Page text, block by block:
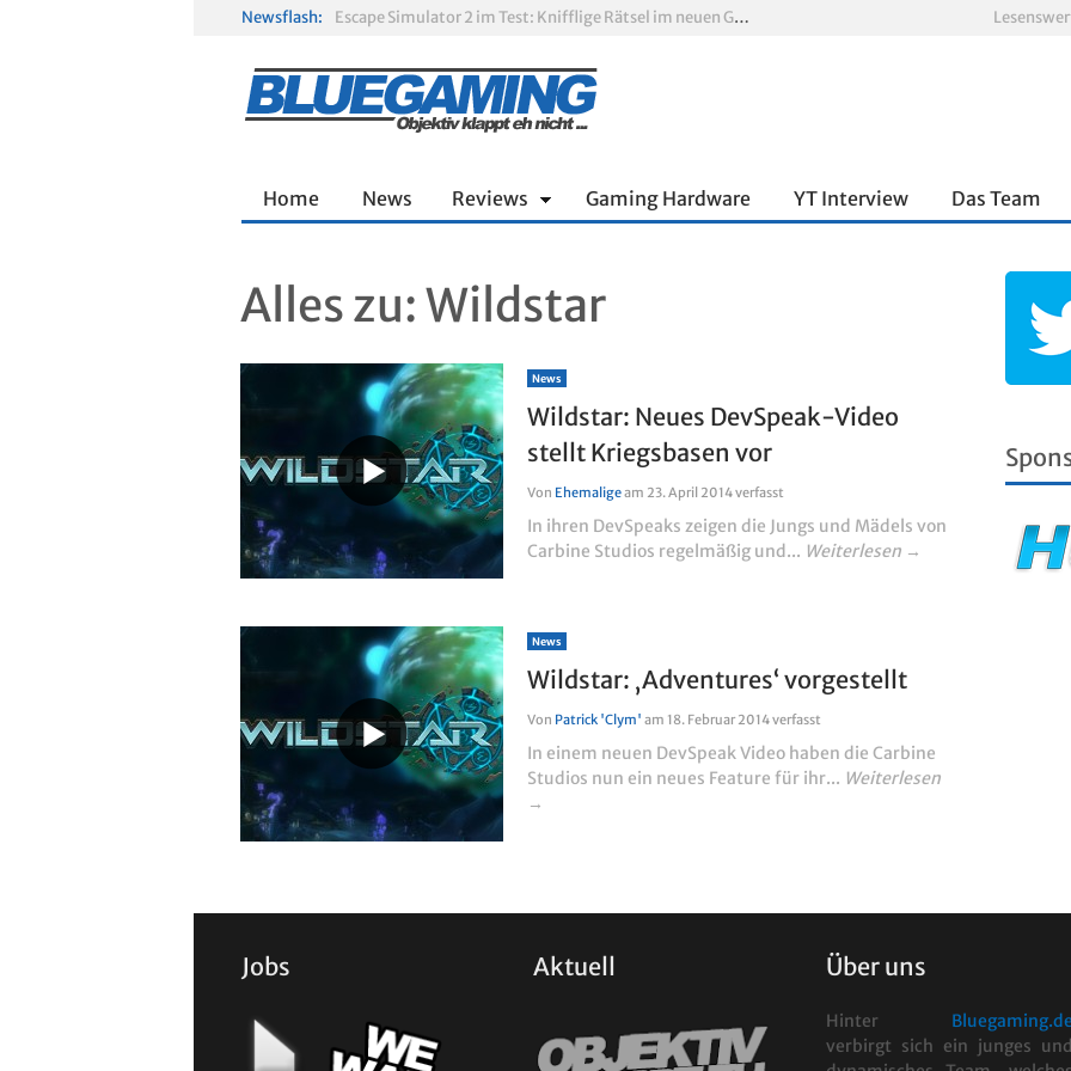
Newsflash:
Escape Simulator 2 im Test: Knifflige Rätsel im neuen Gewand
Home News Reviews Gaming Hardware YT Interview Das Team
Alles zu:Wildstar
News
Wildstar: Neues DevSpeak-Video
stellt Kriegsbasen vor
Von Ehemaligeam 23. April 2014verfasst
In ihren DevSpeaks zeigen die Jungs und Mädels von
Carbine Studios regelmäßig und... Weiterlesen →
News
Wildstar: ‚Adventures‘ vorgestellt
Von Patrick 'Clym' am 18. Februar 2014verfasst
In einem neuen DevSpeak Video haben die Carbine
Studios nun ein neues Feature für ihr... Weiterlesen
→
Jobs Aktuell Über uns
Hinter
verbirgt sich ein junges